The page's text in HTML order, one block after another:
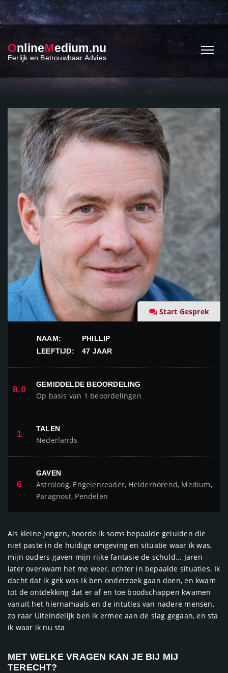
OnlineMedium.nu
Eerlijk en Betrouwbaar Advies
Start Gesprek
NAAM:
PHILLIP
LEEFTIJD:
47 JAAR
8.0 GEMIDDELDE BEOORDELING
Op basis van 1 beoordelingen
1 TALEN
Nederlands
6
GAVEN
Astroloog, Engelenreader, Helderhorend, Medium,
Paragnost, Pendelen
Als kleine jongen, hoorde ik soms bepaalde geluiden die
niet paste in de huidige omgeving en situatie waar ik was,
mijn ouders gaven mijn rijke fantasie de schuld... Jaren
later overkwam het me weer, echter in bepaalde situaties. Ik
dacht dat ik gek was Ik ben onderzoek gaan doen, en kwam
tot de ontdekking dat er af en toe boodschappen kwamen
vanuit het hiernamaals en de intuties van nadere mensen,
zo raar Uiteindelijk ben ik ermee aan de slag gegaan, en sta
ik waar ik nu sta
MET WELKE VRAGEN KAN JE BIJ MIJ
TERECHT?